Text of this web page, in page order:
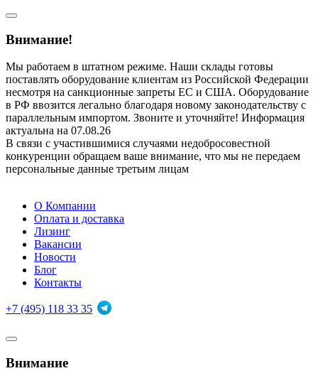
Внимание!
Мы работаем в штатном режиме. Наши склады готовы
поставлять оборудование клиентам из Российской Федерации
несмотря на санкционные запреты ЕС и США. Оборудование
в РФ ввозится легально благодаря новому законодательству с
параллельным импортом. Звоните и уточняйте! Информация
актуальна на 07.08.26
В связи с участившимися случаями недобросовестной
конкуренции обращаем ваше внимание, что мы не передаем
персональные данные третьим лицам
О Компании
Оплата и доставка
Лизинг
Вакансии
Новости
Блог
Контакты
+7 (495) 118 33 35
Внимание